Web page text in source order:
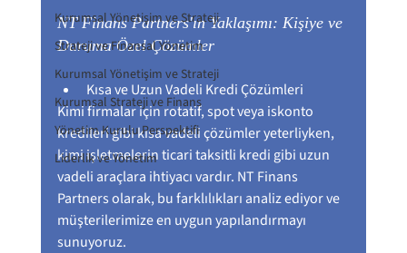
Kurumsal Yönetişim ve Strateji
Strateji ve Finansal Yönetim
Kurumsal Yönetişim ve Strateji
Kurumsal Strateji ve Finans
Yönetim Kurulu Perspektifi
Liderlik ve Yönetim
NT Finans Partners'ın Yaklaşımı: Kişiye ve
Duruma Özel Çözümler
Kısa ve Uzun Vadeli Kredi Çözümleri
Kimi firmalar için rotatif, spot veya iskonto
kredileri gibi kısa vadeli çözümler yeterliyken,
kimi işletmelerin ticari taksitli kredi gibi uzun
vadeli araçlara ihtiyacı vardır. NT Finans
Partners olarak, bu farklılıkları analiz ediyor ve
müşterilerimize en uygun yapılandırmayı
sunuyoruz.